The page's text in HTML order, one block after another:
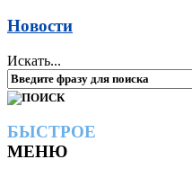
Новости
Искать...
БЫСТРОЕ
МЕНЮ